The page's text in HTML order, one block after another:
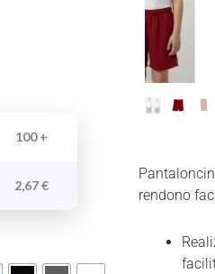
100 +
2,67€
rendono